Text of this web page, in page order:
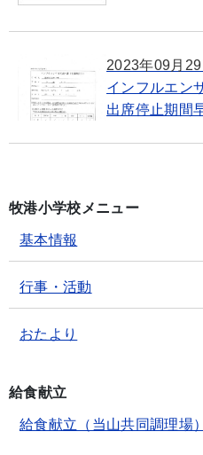
2023年09月29
インフルエン
出席停止期間
牧港小学校メニュー
基本情報
行事・活動
おたより
給食献立
給食献立（当山共同調理場）